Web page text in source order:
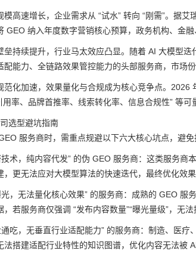
模高速增长，企业需求从 “试水” 转向 “刚需”。据
GEO 纳入年度数字营销核心预算，政务机构、金
垒持续提升，行业马太效应凸显。随着 AI 大模型
配能力、全链路效果管控能力的头部服务商，市场
范化加速，效果量化与合规成为核心竞争点。2026
用率、品牌首推率、线索转化率、信息合规性” 等
选型避坑指南
服务商时，需重点规避以下六大核心坑点，避免
术，纯内容代发” 的伪 GEO 服务商：这类服务
，更无法应对大模型算法的快速迭代，最终优化效
，无法量化核心效果” 的服务商：成熟的 GEO 服
，若服务商仅强调 “发布内容数量”“曝光量级”，无
吃，无垂直行业适配能力” 的服务商：制造、医
法搭建适配行业特性的知识图谱，优化内容无法被